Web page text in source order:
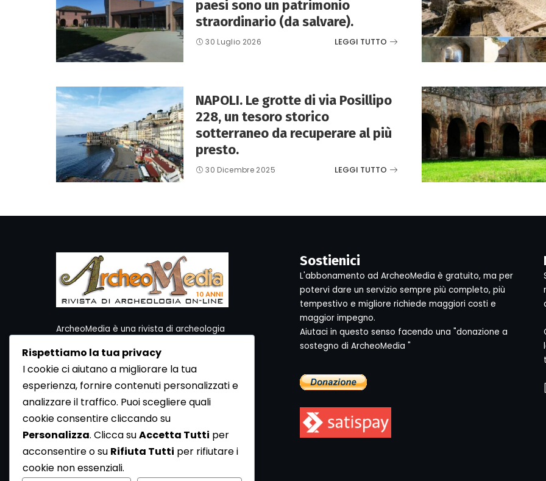
paesi sono un patrimonio
straordinario (da salvare).
30 Luglio 2026 LEGGI TUTTO
NAPOLI. Le grotte di via Posillipo
228, un tesoro storico
sotterraneo da recuperare al più
presto.
30 Dicembre 2025 LEGGI TUTTO
ArcheoMedia è una rivista di archeologia
Per contattare la Redazione potete utilizzare i
seguenti recapiti:
Redazione ArcheoMedia c/o Mediares S.c.
Via Gioberti 80/D - 10128 Torino
Tel 011.5806363 - Fax 011.5808561
http://www.mediares.to.it
http://www.didatticatorino.it
Sostienici
L'abbonamento ad ArcheoMedia è gratuito, ma per
potervi dare un servizio sempre più completo, più
tempestivo e migliore richiede maggiori costi e
maggior impegno.
Aiutaci in questo senso facendo una "donazione a
sostegno di ArcheoMedia "
Rispettiamo la tua privacy
I cookie ci aiutano a migliorare la tua
esperienza, fornire contenuti personalizzati e
analizzare il traffico. Puoi scegliere quali
cookie consentire cliccando su
Personalizza. Clicca suAccetta Tutti per
acconsentire o su Rifiuta Tutti per rifiutare i
cookie non essenziali.